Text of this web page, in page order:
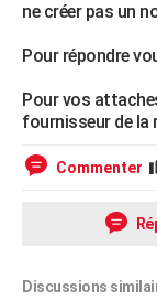
S'inscrire
Se connecter
Lycées
Collèges
Primaires
Universités
Entreprises
Service militaire
Avis de recherche
AVIS DE DÉCÈS
FORUM
Bricolage
Lifestyle
Culture
Sport
Auto
Television
Voyage
Cinema
ne créer pas un
Pour répondre
Pour vos
fournisseur de la
Commenter
Discussions